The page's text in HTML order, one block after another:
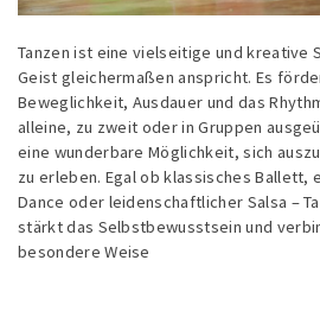
Tanzen ist eine vielseitige und kreative
Geist gleichermaßen anspricht. Es
Beweglichkeit, Ausdauer und das
alleine, zu zweit oder in Gruppen
eine wunderbare Möglichkeit, sich
zu erleben. Egal ob klassisches Ballett,
Dance oder leidenschaftlicher Salsa –
stärkt das Selbstbewusstsein und
besondere Weise